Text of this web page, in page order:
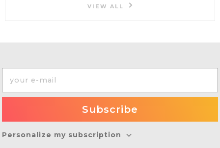
VIEW ALL
Personalize my subscription